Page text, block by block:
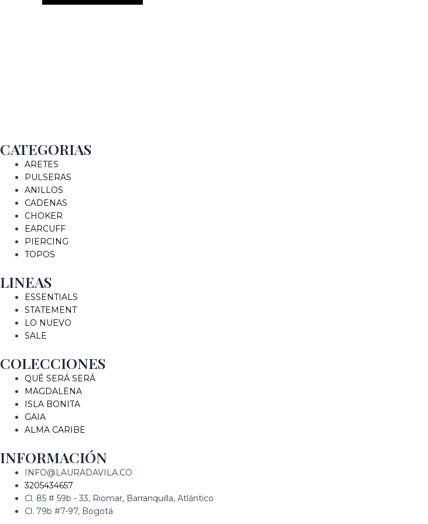
CATEGORIAS
ARETES
PULSERAS
ANILLOS
CADENAS
CHOKER
EARCUFF
PIERCING
TOPOS
LINEAS
ESSENTIALS
STATEMENT
LO NUEVO
SALE
COLECCIONES
QUÉ SERÁ SERÁ
MAGDALENA
ISLA BONITA
GAIA
ALMA CARIBE
INFORMACIÓN
INFO@LAURADAVILA.CO
3205434657
Cl. 85 # 59b - 33, Riomar, Barranquilla, Atlántico
Cl. 79b #7-97, Bogotá